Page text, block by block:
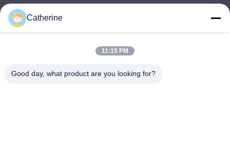
padraic@huayumachine.cn
Catherine
11:15 PM
Good day, what product are you looking for?